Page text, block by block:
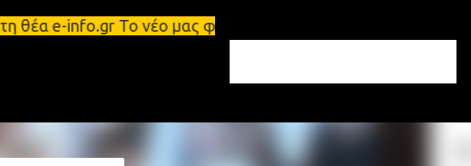
e-info.gr Το νέο μας φυλλάδιο